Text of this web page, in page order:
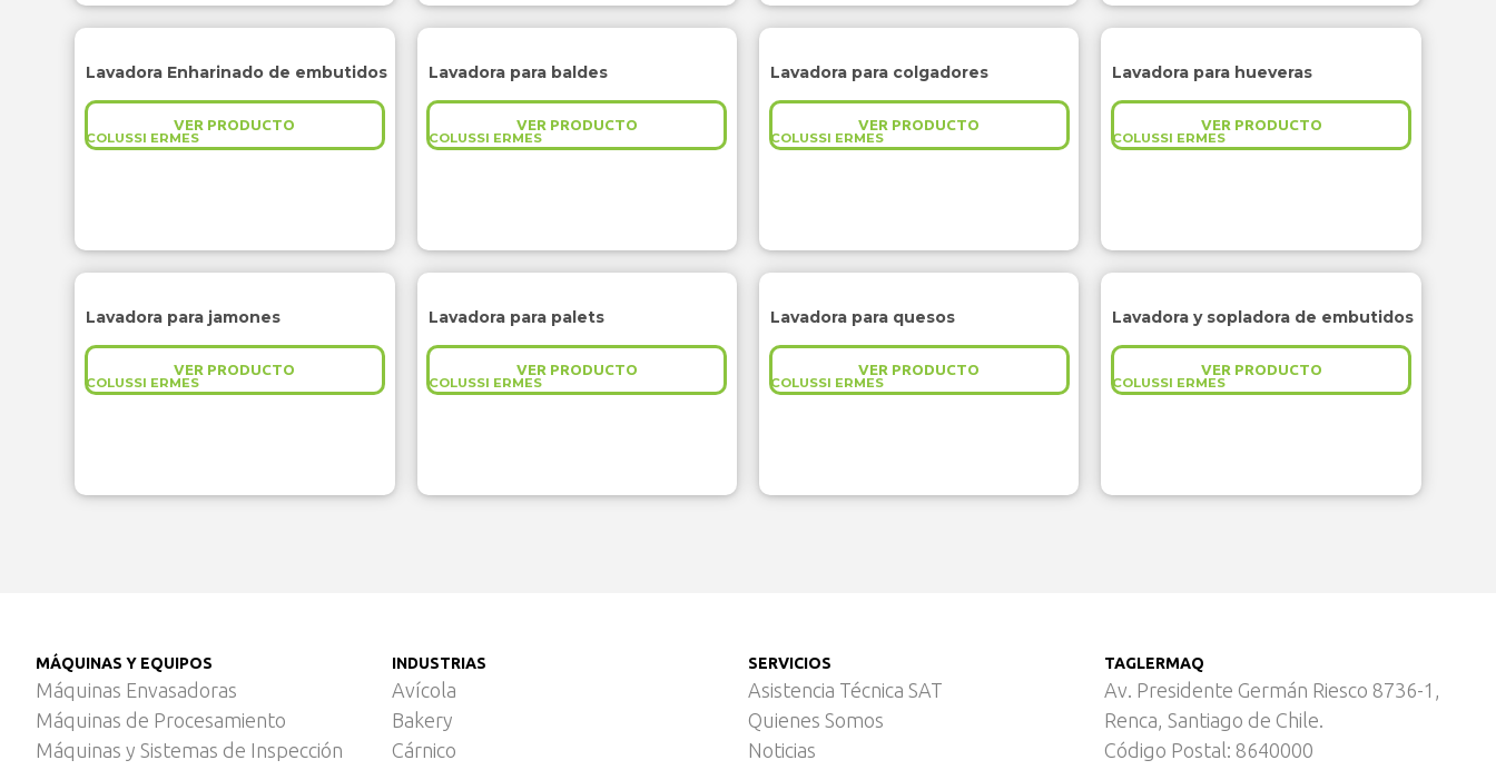
COLUSSI ERMES
Lavadora Enharinado de embutidos
VER PRODUCTO
COLUSSI ERMES
Lavadora para baldes
VER PRODUCTO
COLUSSI ERMES
Lavadora para colgadores
VER PRODUCTO
COLUSSI ERMES
Lavadora para hueveras
VER PRODUCTO
COLUSSI ERMES
Lavadora para jamones
VER PRODUCTO
COLUSSI ERMES
Lavadora para palets
VER PRODUCTO
COLUSSI ERMES
Lavadora para quesos
VER PRODUCTO
COLUSSI ERMES
Lavadora y sopladora de embutidos
VER PRODUCTO
MÁQUINAS Y EQUIPOS
Máquinas Envasadoras
Máquinas de Procesamiento
Máquinas y Sistemas de Inspección
INDUSTRIAS
Avícola
Bakery
Cárnico
SERVICIOS
Asistencia Técnica SAT
Quienes Somos
Noticias
TAGLERMAQ
Av. Presidente Germán Riesco 8736-1,
Renca, Santiago de Chile.
Código Postal: 8640000